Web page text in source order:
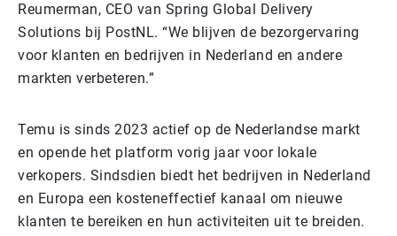
Reumerman, CEO van Spring Global Delivery
Solutions bij PostNL. “We blijven de bezorgervaring
voor klanten en bedrijven in Nederland en andere
markten verbeteren.”
Temu is sinds 2023 actief op de Nederlandse markt
en opende het platform vorig jaar voor lokale
verkopers. Sindsdien biedt het bedrijven in Nederland
en Europa een kosteneffectief kanaal om nieuwe
klanten te bereiken en hun activiteiten uit te breiden.